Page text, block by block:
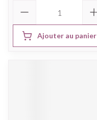
Ajouter au panier